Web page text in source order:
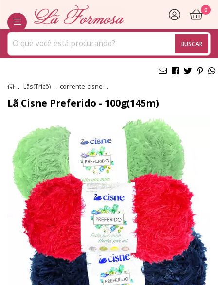
BUSCAR
0
Lãs(Tricô) corrente-cisne
Lã Cisne Preferido - 100g(145m)